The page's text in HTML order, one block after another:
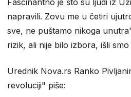
Fascinantno je što su ljudi iz
napravili. Zovu me u četiri
sve, ne puštamo nikoga
rizik, ali nije bilo izbora, išli
Urednik Nova.rs Ranko
revoluciji" piše: